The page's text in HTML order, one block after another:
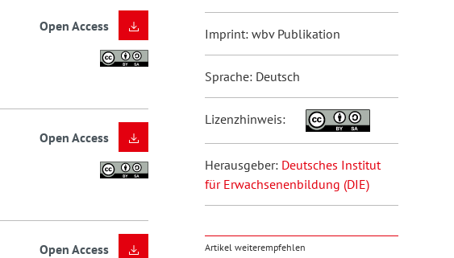
Open Access
Open Access
Open Access
Imprint: wbv Publikation
Sprache: Deutsch
Lizenzhinweis:
Herausgeber: Deutsches Institut
für Erwachsenenbildung (DIE)
Artikel weiterempfehlen